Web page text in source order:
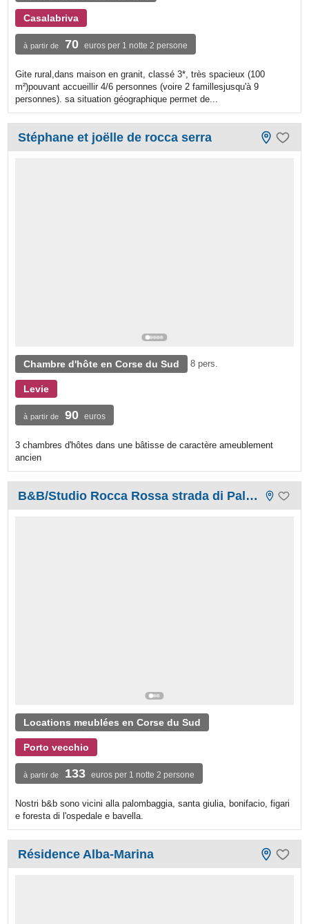
Casalabriva
à partir de 70 euros per 1 notte 2 persone
Gite rural,dans maison en granit, classé 3*, très spacieux (100
m²)pouvant accueillir 4/6 personnes (voire 2 famillesjusqu'à 9
personnes). sa situation géographique permet de...
Stéphane et joëlle de rocca serra
Chambre d'hôte en Corse du Sud 8 pers.
Levie
à partir de 90 euros
3 chambres d'hôtes dans une bâtisse de caractère ameublement
ancien
B&B/Studio Rocca Rossa strada di Palombaggia
Locations meublées en Corse du Sud
Porto vecchio
à partir de 133 euros per 1 notte 2 persone
Nostri b&b sono vicini alla palombaggia, santa giulia, bonifacio, figari
e foresta di l'ospedale e bavella.
Résidence Alba-Marina